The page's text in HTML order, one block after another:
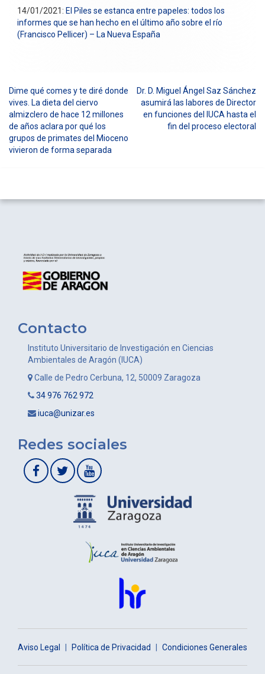
14/01/2021: El Piles se estanca entre papeles: todos los
informes que se han hecho en el último año sobre el río
(Francisco Pellicer) – La Nueva España
Navegación
de
entradas
Dime qué comes y te diré donde
vives. La dieta del ciervo
almizclero de hace 12 millones
de años aclara por qué los
grupos de primates del Mioceno
vivieron de forma separada
Dr. D. Miguel Ángel Saz Sánchez
asumirá las labores de Director
en funciones del IUCA hasta el
fin del proceso electoral
Contacto
Instituto Universitario de Investigación en Ciencias
Ambientales de Aragón (IUCA)
Calle de Pedro Cerbuna, 12, 50009 Zaragoza
34 976 762 972
iuca@unizar.es
Redes sociales
Aviso Legal Política de Privacidad Condiciones Generales